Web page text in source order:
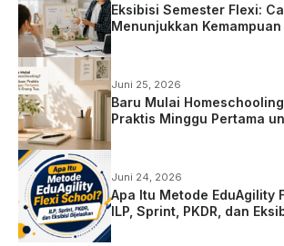
Eksibisi Semester Flexi:
Menunjukkan Kemampuan
Juni 25, 2026
Baru Mulai
Praktis Minggu Pertama
Juni 24, 2026
Apa Itu Metode EduAgility
ILP, Sprint, PKDR, dan